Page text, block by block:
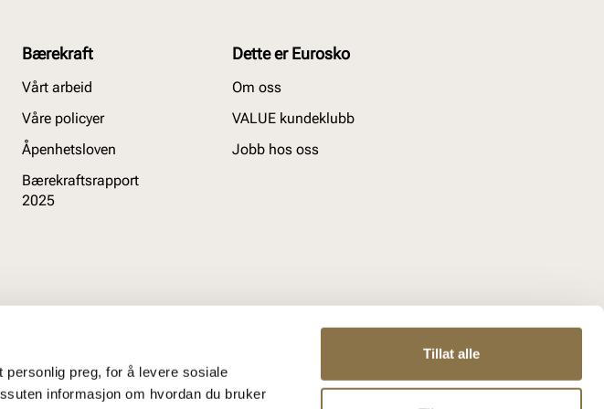
preg, for å levere sosiale
informasjon om hvordan du bruker
Tillat alle
Bærekraft
Vårt arbeid
Våre policyer
Åpenhetsloven
Bærekraftsrapport
2025
Dette er Eurosko
Om oss
VALUE kundeklubb
Jobb hos oss